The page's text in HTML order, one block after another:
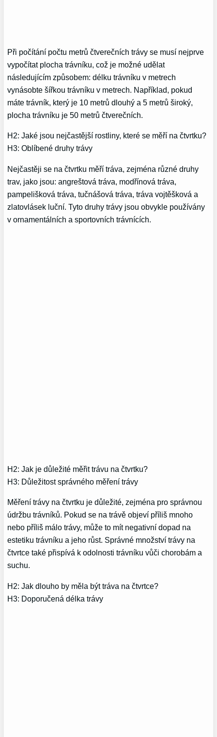
Při počítání počtu metrů čtverečních trávy se musí nejprve
vypočítat plocha trávníku, což je možné udělat
následujícím způsobem: délku trávníku v metrech
vynásobte šířkou trávníku v metrech. Například, pokud
máte trávník, který je 10 metrů dlouhý a 5 metrů široký,
plocha trávníku je 50 metrů čtverečních.
H2: Jaké jsou nejčastější rostliny, které se měří na čtvrtku?
H3: Oblíbené druhy trávy
Nejčastěji se na čtvrtku měří tráva, zejména různé druhy
trav, jako jsou: angreštová tráva, modřínová tráva,
pampelišková tráva, tučnášová tráva, tráva vojtěšková a
zlatovlásek luční. Tyto druhy trávy jsou obvykle používány
v ornamentálních a sportovních trávnících.
H2: Jak je důležité měřit trávu na čtvrtku?
H3: Důležitost správného měření trávy
Měření trávy na čtvrtku je důležité, zejména pro správnou
údržbu trávníků. Pokud se na trávě objeví příliš mnoho
nebo příliš málo trávy, může to mít negativní dopad na
estetiku trávníku a jeho růst. Správné množství trávy na
čtvrtce také přispívá k odolnosti trávníku vůči chorobám a
suchu.
H2: Jak dlouho by měla být tráva na čtvrtce?
H3: Doporučená délka trávy